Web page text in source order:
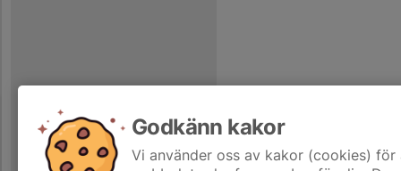
Godkänn kakor
Vi använder oss av kakor (cookies)